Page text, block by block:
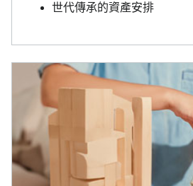
世代傳承的資產安排